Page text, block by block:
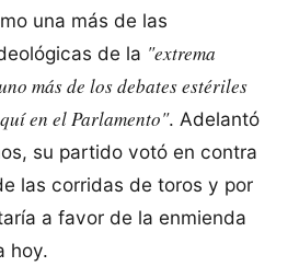
una más de las
de la "extrema
más de los debates estériles
en el Parlamento". Adelantó
su partido votó en contra
las corridas de toros y por
a favor de la enmienda
hoy.